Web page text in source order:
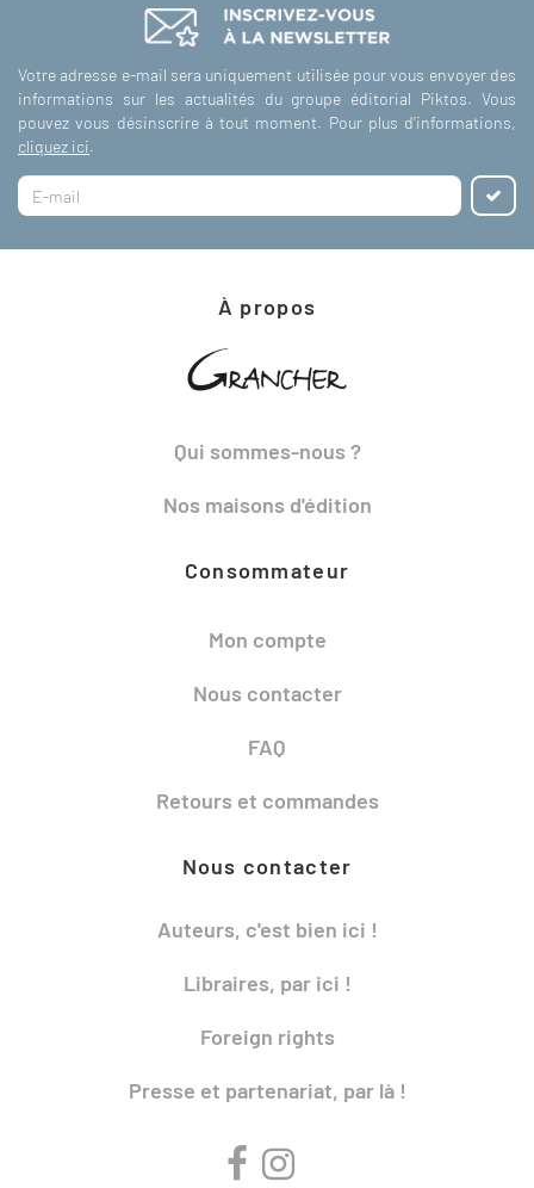
Votre adresse e-mail sera uniquement utilisée pour vous envoyer des
informations sur les actualités du groupe éditorial Piktos. Vous
pouvez vous désinscrire à tout moment. Pour plus d'informations,
cliquez ici.
À propos
Qui sommes-nous ?
Nos maisons d'édition
Consommateur
Mon compte
Nous contacter
FAQ
Retours et commandes
Nous contacter
Auteurs, c'est bien ici !
Libraires, par ici !
Foreign rights
Presse et partenariat, par là !